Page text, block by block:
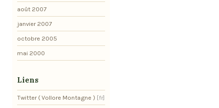
août 2007
janvier 2007
octobre 2005
mai 2000
Liens
Twitter ( Vollore Montagne )